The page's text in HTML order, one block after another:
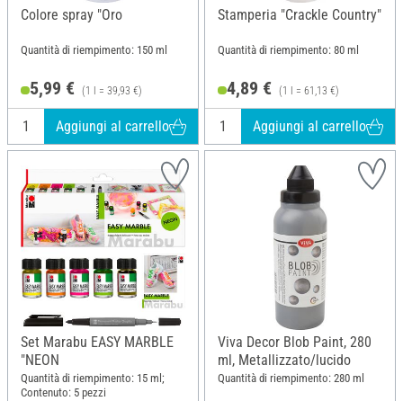
Colore spray "Oro
Quantità di riempimento: 150 ml
5,99 € (1 l = 39,93 €)
Aggiungi al carrello
Stamperia "Crackle Country"
Quantità di riempimento: 80 ml
4,89 € (1 l = 61,13 €)
Aggiungi al carrello
Set Marabu EASY MARBLE
"NEON
Quantità di riempimento: 15 ml;
Contenuto: 5 pezzi
Viva Decor Blob Paint, 280
ml, Metallizzato/lucido
Quantità di riempimento: 280 ml